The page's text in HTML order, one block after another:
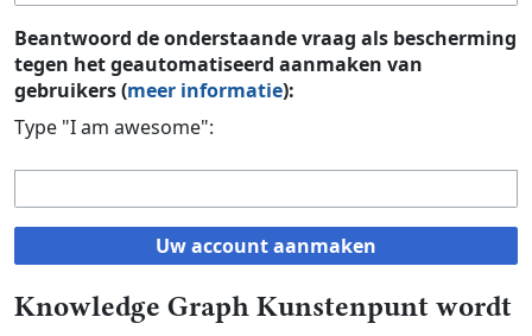
Beantwoord de onderstaande vraag als bescherming
tegen het geautomatiseerd aanmaken van
gebruikers (meer informatie):
Type "I am awesome":
Uw account aanmaken
Knowledge Graph Kunstenpunt wordt